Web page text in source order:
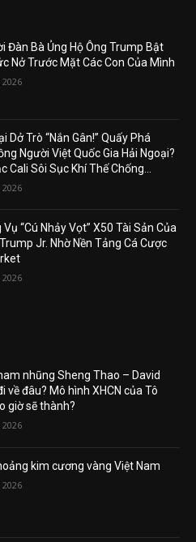
Bà Ủng Hộ Ông Trump Bật
Nở Trước Mặt Các Con Của Mình
Dở Trò “Nắn Gân!” Quấy Phá
Người Việt Quốc Gia Hải Ngoại?
Cali Sôi Sục Khí Thế Chống...
“Cú Nhảy Vọt” X50 Tài Sản Của
Jr. Nhờ Nền Tảng Cá Cược
nhũng Sheng Thao – David
về đâu? Mô hình XHCN của Tô
giờ sẽ thành?
kim cương vàng Việt Nam